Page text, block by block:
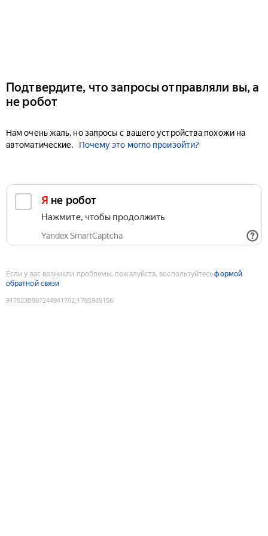
Подтвердите, что запросы отправляли вы, а
не робот
Нам очень жаль, но запросы с вашего устройства похожи на
автоматические.
Почему это могло произойти?
Я не робот
Нажмите, чтобы продолжить
Yandex SmartCaptcha
Если у вас возникли проблемы, пожалуйста, воспользуйтесьформой
обратной связи
9175238987244941702:1785989156